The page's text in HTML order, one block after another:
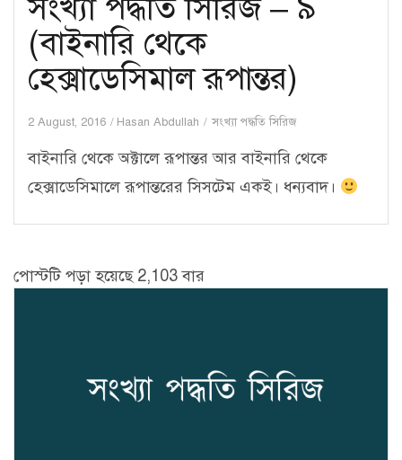
সংখ্যা পদ্ধতি সিরিজ – ৯
(বাইনারি থেকে
হেক্সাডেসিমাল রূপান্তর)
2 August, 2016 Hasan Abdullah সংখ্যা পদ্ধতি সিরিজ
বাইনারি থেকে অক্টালে রূপান্তর আর বাইনারি থেকে
হেক্সাডেসিমালে রূপান্তরের সিসটেম একই। ধন্যবাদ।
পোস্টটি পড়া হয়েছে 2,103 বার